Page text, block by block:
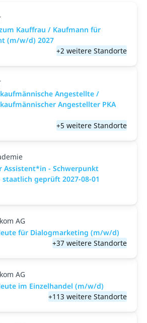
Kauffrau / Kaufmann für
(m/w/d) 2027
+2 weitere Standorte
Angestellte /
Angestellter PKA
+5 weitere Standorte
Assistent*in - Schwerpunkt
geprüft 2027-08-01
AG
für Dialogmarketing (m/w/d)
+37 weitere Standorte
AG
im Einzelhandel (m/w/d)
+113 weitere Standorte